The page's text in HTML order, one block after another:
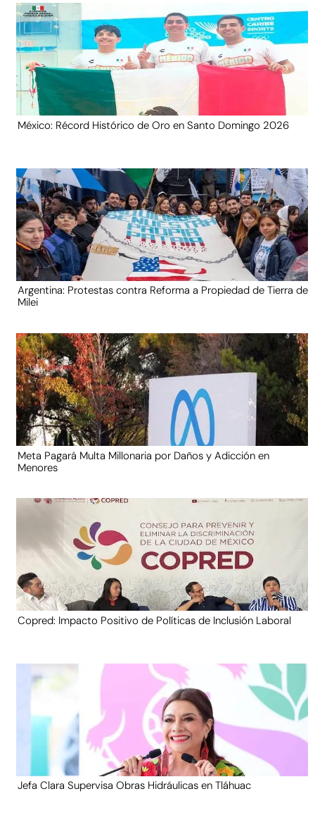
México: Récord Histórico de Oro en Santo Domingo 2026
Argentina: Protestas contra Reforma a Propiedad de Tierra de
Milei
Meta Pagará Multa Millonaria por Daños y Adicción en
Menores
Copred: Impacto Positivo de Políticas de Inclusión Laboral
Jefa Clara Supervisa Obras Hidráulicas en Tláhuac